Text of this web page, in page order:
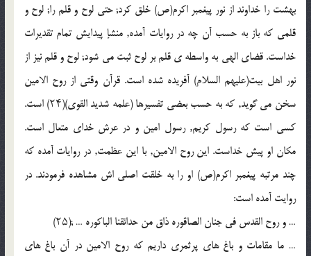
بهشت را خداوند از نور پیغمبر اکرم(ص) خلق کرد; حتى لوح و قلم را; لوح و
قلمى که باز به حسب آن چه در روایات آمده, منشإ پیدایش تمام تقدیرات
خداست. قضاى الهى به واسطه ى قلم بر لوح ثبت مى شود; لوح و قلم نیز از
نور اهل بیت(علیهم السلام) آفریده شده است. قرآن وقتى از روح الامین
سخن مى گوید, که به حسب بعضى تفسیرها (علمه شدید القوى)(۲۴) است.
کسى است که رسول کریم, رسول امین و در عرش خداى متعال است.
مکان او پیش خداست. این روح الامین, با این عظمت, در روایات آمده که
چند مرتبه پیغمبر اکرم(ص) او را به خلقت اصلى اش مشاهده فرمودند. در
روایت آمده است:
… و روح القدس فى جنان الصاقوره ذاق من حدائقنا الباکوره … ;(۲۵)
… ما مقامات و باغ هاى پرثمرى داریم که روح الامین در آن باغ هاى